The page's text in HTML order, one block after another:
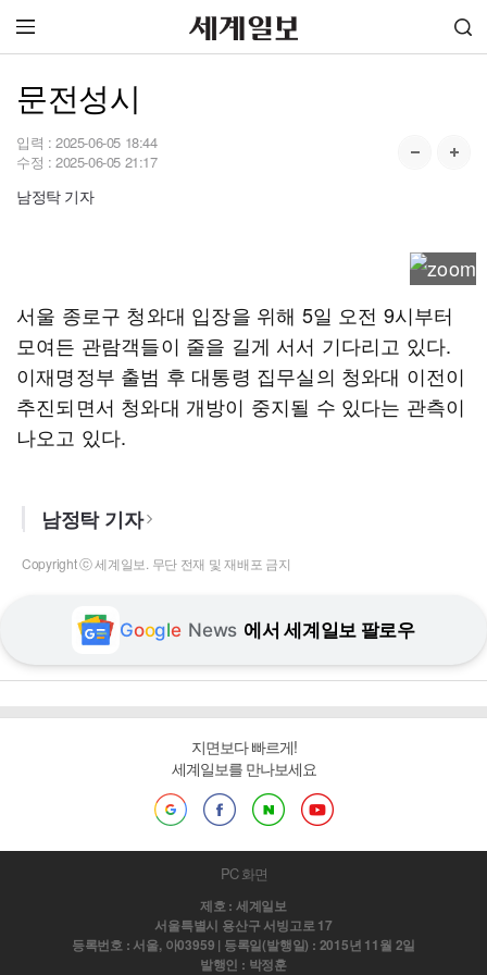
문전성시
입력 : 2025-06-05 18:44
수정 : 2025-06-05 21:17
남정탁 기자
서울 종로구 청와대 입장을 위해 5일 오전 9시부터
모여든 관람객들이 줄을 길게 서서 기다리고 있다.
이재명정부 출범 후 대통령 집무실의 청와대 이전이
추진되면서 청와대 개방이 중지될 수 있다는 관측이
나오고 있다.
남정탁 기자
Copyright ⓒ 세계일보. 무단 전재 및 재배포 금지
Google News 에서 세계일보 팔로우
지면보다 빠르게!
세계일보를 만나보세요
PC 화면
제호 : 세계일보
서울특별시 용산구 서빙고로 17
등록번호 : 서울, 아03959 | 등록일(발행일) : 2015년 11월 2일
발행인 : 박정훈